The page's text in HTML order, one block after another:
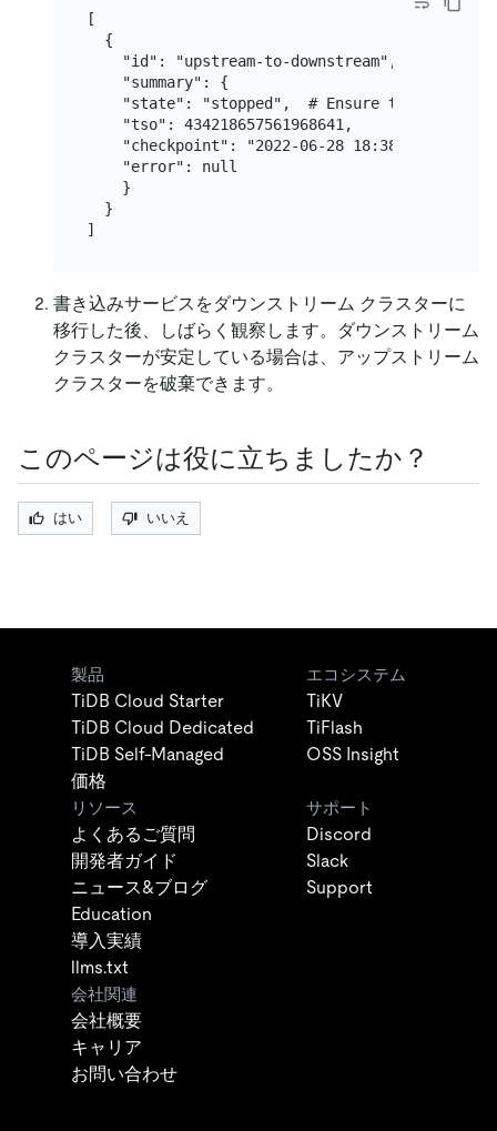
[
  {
    "id": "upstream-to-downstream",
    "summary": {
"state": "stopped",  # Ensure that the
    "tso": 434218657561968641,
"checkpoint": "2022-06-28 18:38:45.685",
    "error": null
    }
  }
書き込みサービスをダウンストリーム クラスターに
移行した後、しばらく観察します。ダウンストリーム
クラスターが安定している場合は、アップストリーム
クラスターを破棄できます。
このページは役に立ちましたか？
はい いいえ
製品
TiDB Cloud Starter
TiDB Cloud Dedicated
TiDB Self-Managed
価格
エコシステム
TiKV
TiFlash
OSS Insight
リソース
よくあるご質問
開発者ガイド
ニュース&ブログ
Education
導入実績
llms.txt
サポート
Discord
Slack
Support
会社関連
会社概要
キャリア
お問い合わせ